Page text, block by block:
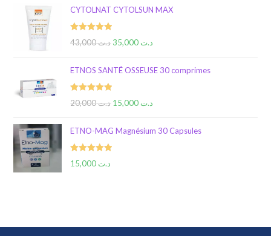
CYTOLNAT CYTOLSUN MAX
Rated5.00د.ت43,000 د.ت
ETNOS SANTÉ OSSEUSE 30 comprimes
Rated5.00د.ت20,000 د.ت
ETNO-MAG Magnésium 30 Capsules
Rated5.00د.ت